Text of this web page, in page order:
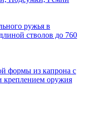
ружья в
стволов до 760
формы из капрона с
креплением оружия